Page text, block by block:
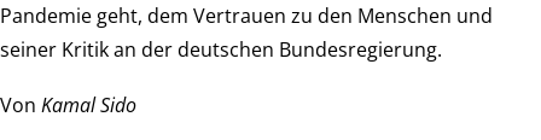
Pandemie geht, dem Vertrauen zu den Menschen und
seiner Kritik an der deutschen Bundesregierung.
Von Kamal Sido